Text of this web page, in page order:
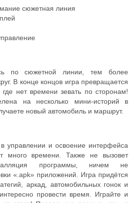
сюжетная линия
по сюжетной линии, тем более
В конце концов игра превращается
нет времени зевать по сторонам!
на несколько мини-историй в
новый автомобиль и маршрут.
управлении и освоение интерфейса
много времени. Также не вызовет
программы, ничем не
«.apk» приложений. Игра придётся
аркад, автомобильных гонок и
провести время. Играйте и